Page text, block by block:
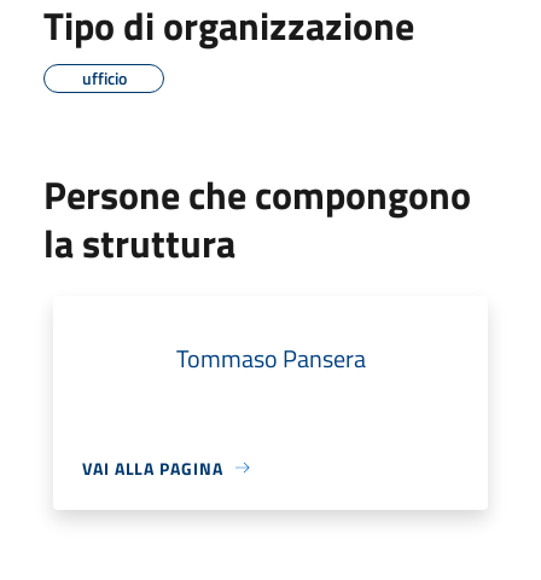
Tipo di organizzazione
ufficio
Persone che compongono
la struttura
Tommaso Pansera
VAI ALLA PAGINA